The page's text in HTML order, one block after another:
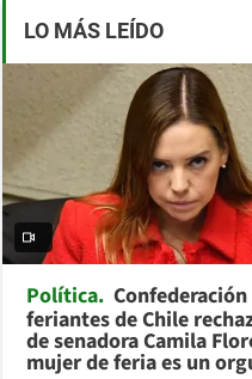
LO MÁS LEÍDO
Política Confederación
feriantes de Chile
de senadora Camila
mujer de feria es un